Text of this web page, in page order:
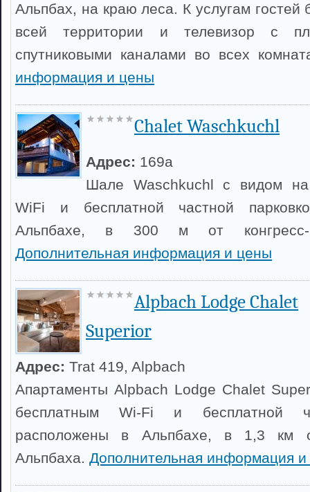
Альпбах, на краю леса. К услугам гостей
всей территории и телевизор с
спутниковыми каналами во всех
информация и цены
Chalet Waschkuchl
Адрес: 169a
Шале Waschkuchl с видом
WiFi и бесплатной частной
Альпбахе, в 300 м от конгресс-
Дополнительная информация и цены
Alpbach Lodge Chalet
Superior
Адрес: Trat 419, Alpbach
Апартаменты Alpbach Lodge Chalet
бесплатным Wi-Fi и бесплатной
расположены в Альпбахе, в 1,3 км
Альпбаха. Дополнительная информация